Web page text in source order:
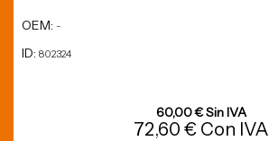
OEM: -
ID: 802324
60,00 € Sin IVA
72,60 € Con IVA